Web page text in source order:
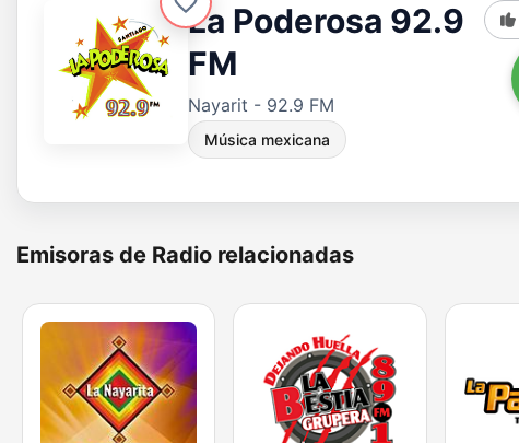
La Poderosa 92.9
FM
Nayarit - 92.9 FM
Música mexicana
Emisoras de Radio relacionadas